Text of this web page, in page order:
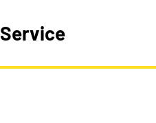
Service